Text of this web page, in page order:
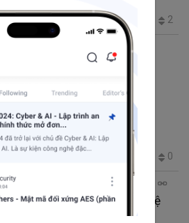
5 2
SA
21 phút đọc
Blockchain hoạt động như thế nào
công nghệ Blockchain 4.0
0
11 14, 2018 8:24 SA 3 phút đọc
nổi bật nhất của công nghệ